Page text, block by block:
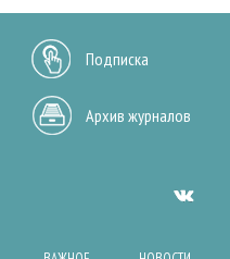
Подписка
Архив журналов